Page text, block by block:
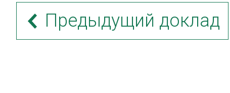
Предыдущий доклад